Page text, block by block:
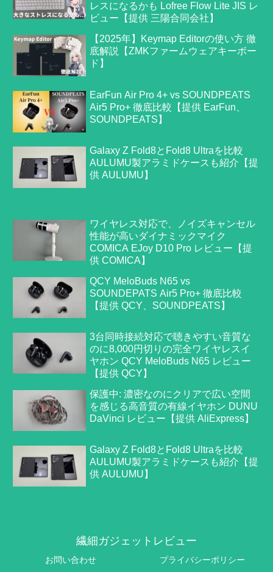
レスになるかも Lofree Flow Lite JIS レ
ビュー【提供 三陽合同会社】
【2025年】Keymap Editorの使い方 徹
底解説【ZMKファームウェアキーボー
ド】
EarFun Air Pro 4+ vs SOUNDPEATS
Air5 Pro+ 徹底比較【提供 EarFun、
SOUNDPEATS】
Galaxy Z Fold8とFold8 Ultraを比較
AULUMU製アラミドケースも紹介【提
供 AULUMU】
ワイヤレス対応で、ノイズキャンセル
性能が高いダイナミックマイク
COMICA EJoy D10 Pro レビュー【提
供 COMICA】
QCY MeloBuds N65 vs
SOUNDEPATS Air5 Pro+ 徹底比較
【提供 QCY、SOUNDPEATS】
3台同時接続対応で聴きやすい音質な
のに8,000円切りの完全ワイヤレスイ
ヤホン QCY MeloBuds N65 レビュー
【提供 QCY】
保護中: 濃密なのにクリアで広い空間
を感じる高音質の有線イヤホン DUNU
DaVinci レビュー【提供 AliExpress】
Galaxy Z Fold8とFold8 Ultraを比較
AULUMU製アラミドケースも紹介【提
供 AULUMU】
繊細ガジェットレビュー
お問い合わせ プライバシーポリシー